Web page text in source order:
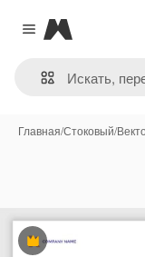
Close menu
Magnific
Главная/Стоковый/
Премиум